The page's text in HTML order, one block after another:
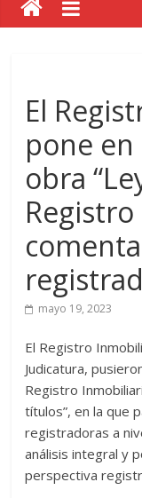
El
pone
obra
mayo 19, 2023
El Registro
Judicatura,
Registro
títulos”, en la que
registradoras a
análisis integral y
perspectiva